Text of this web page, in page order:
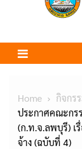
Home
กิจกร
ประกาศคณะกร
(ก.ท.จ.ลพบุรี) เ
จ้าง (ฉบับที่ 4)